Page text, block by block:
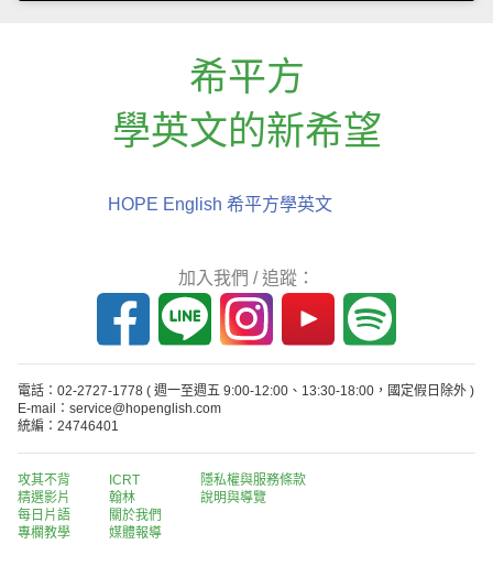
希平方
學英文的新希望
HOPE English 希平方學英文
加入我們 / 追蹤：
電話：02-2727-1778 ( 週一至週五 9:00-12:00、13:30-18:00，國定假日除外 )
E-mail：service@hopenglish.com
統編：24746401
攻其不背
精選影片
每日片語
專欄教學
ICRT
翰林
關於我們
媒體報導
隱私權與服務條款
說明與導覽